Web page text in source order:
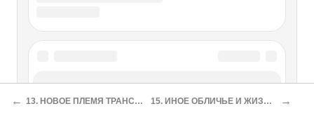
← 13. НОВОЕ ПЛЕМЯ ТРАНСМИГРАНТОВ 15. ИНОЕ ОБЛИЧЬЕ И ЖИЗНИ, И СМЕРТИ →